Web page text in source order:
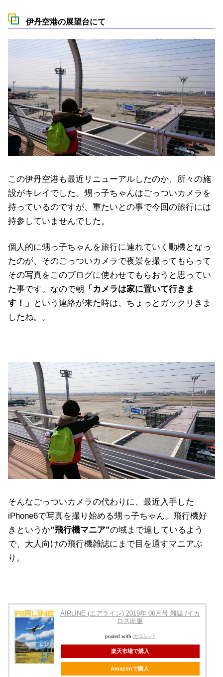
伊丹空港の展望台にて
この伊丹空港も最近リニューアルしたのか、所々の施
設がキレイでした。甥っ子ちゃんはごっついカメラを
持っているのですが、重たいとの事で今回の旅行には
持参していませんでした。
個人的に甥っ子ちゃんを旅行に連れていく動機となっ
たのが、そのごっついカメラで夜景を撮ってもらって
その写真をこのブログに使わせてもらおうと思ってい
た事です。なので朝 「カメラは家に置いて行きま
す！」
という連絡が来た時は、ちょっとガックリきま
したね。。
そんなごっついカメラの代わりに、最近入手した
iPhone6で写真を撮り始める甥っ子ちゃん。飛行機好
きというか”飛行機マニア”の域まで達しているよう
で、大人向けの飛行機雑誌にまで目を通すマニアぶ
り。
AIRLINE (エアライン) 2019年 06月号 雑誌 /イカ
ロス出版
posted with カエレバ
楽天市場で購入
Amazonで購入